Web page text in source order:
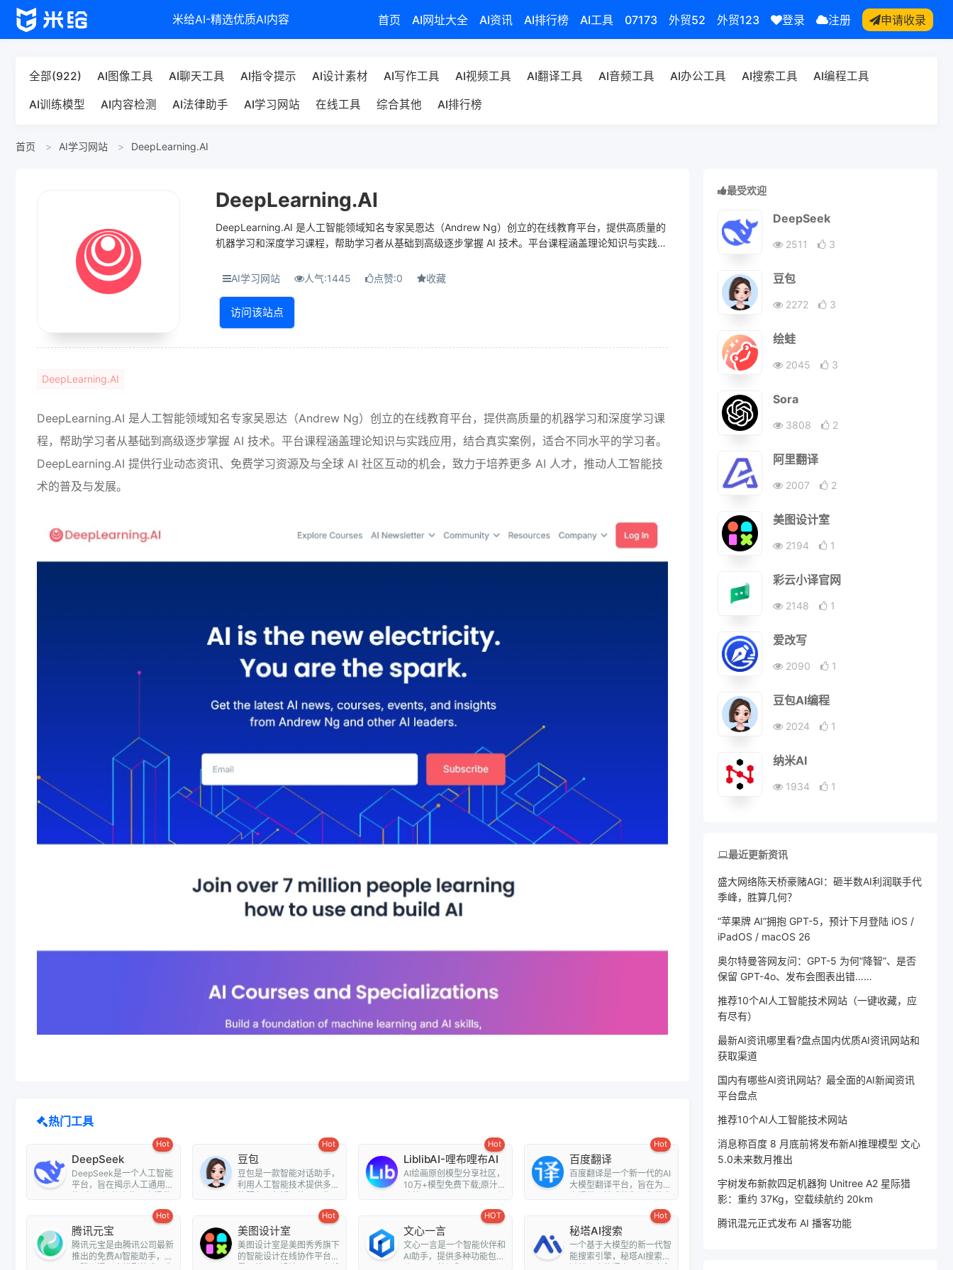
米给AI-精选优质AI内容 首页 AI网址大全 AI资讯 AI排行榜 AI工具 07173 外贸52 外贸123 登录 注册 申请收录
全部(922) AI图像工具 AI聊天工具 AI指令提示 AI设计素材 AI写作工具 AI视频工具 AI翻译工具 AI音频工具 AI办公工具 AI搜索工具 AI编程工具
AI训练模型 AI内容检测 AI法律助手 AI学习网站 在线工具 综合其他 AI排行榜
首页 AI学习网站 DeepLearning.AI
DeepLearning.AI
DeepLearning.AI 是人工智能领域知名专家吴恩达（Andrew Ng）创立的在线教育平台，提供高质量的
机器学习和深度学习课程，帮助学习者从基础到高级逐步掌握 AI 技术。平台课程涵盖理论知识与实践应
AI学习网站
人气:1445 点赞:0 收藏
访问该站点
DeepLearning.AI
DeepLearning.AI 是人工智能领域知名专家吴恩达（Andrew Ng）创立的在线教育平台，提供高质量的机器学习和深度学习课
程，帮助学习者从基础到高级逐步掌握 AI 技术。平台课程涵盖理论知识与实践应用，结合真实案例，适合不同水平的学习者。
DeepLearning.AI 提供行业动态资讯、免费学习资源及与全球 AI 社区互动的机会，致力于培养更多 AI 人才，推动人工智能技
术的普及与发展。
热门工具
Hot
DeepSeek
DeepSeek是一个人工智能
平台，旨在揭示人工通用智
Hot
豆包
豆包是一款智能对话助手，
利用人工智能技术提供多功
Hot
LiblibAI-哩布哩布AI
AI绘画原创模型分享社区，
10万+模型免费下载;原汁原
Hot
百度翻译
百度翻译是一个新一代的AI
大模型翻译平台，旨在为用
Hot
腾讯元宝
腾讯元宝是由腾讯公司最新
推出的免费AI智能助手，基
Hot
美图设计室
美图设计室是美图秀秀旗下
的智能设计在线协作平台，
HOT
文心一言
文心一言是一个智能伙伴和
AI助手，提供多种功能包括
Hot
秘塔AI搜索
一个基于大模型的新一代智
能搜索引擎，秘塔AI搜索通
最受欢迎
DeepSeek
2511 3
豆包
2272 3
绘蛙
2045 3
Sora
3808 2
阿里翻译
2007 2
美图设计室
2194 1
彩云小译官网
2148 1
爱改写
2090 1
豆包AI编程
2024 1
纳米AI
1934 1
最近更新资讯
盛大网络陈天桥豪赌AGI：砸半数AI利润联手代
季峰，胜算几何？
“苹果牌 AI”拥抱 GPT-5，预计下月登陆 iOS /
iPadOS / macOS 26
奥尔特曼答网友问：GPT-5 为何“降智”、是否
保留 GPT-4o、发布会图表出错……
推荐10个AI人工智能技术网站（一键收藏，应
有尽有）
最新AI资讯哪里看?盘点国内优质AI资讯网站和
获取渠道
国内有哪些AI资讯网站？最全面的AI新闻资讯
平台盘点
推荐10个AI人工智能技术网站
消息称百度 8 月底前将发布新AI推理模型 文心
5.0未来数月推出
宇树发布新款四足机器狗 Unitree A2 星际猎
影：重约 37Kg，空载续航约 20km
腾讯混元正式发布 AI 播客功能